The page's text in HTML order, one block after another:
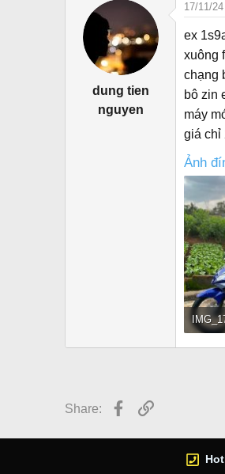
s
ử
dung tien
nguyen
17/11/24
ex
xuông
chạng
bô zin
máy
giá chỉ
Ảnh
250.4
Share: Facebook
Link